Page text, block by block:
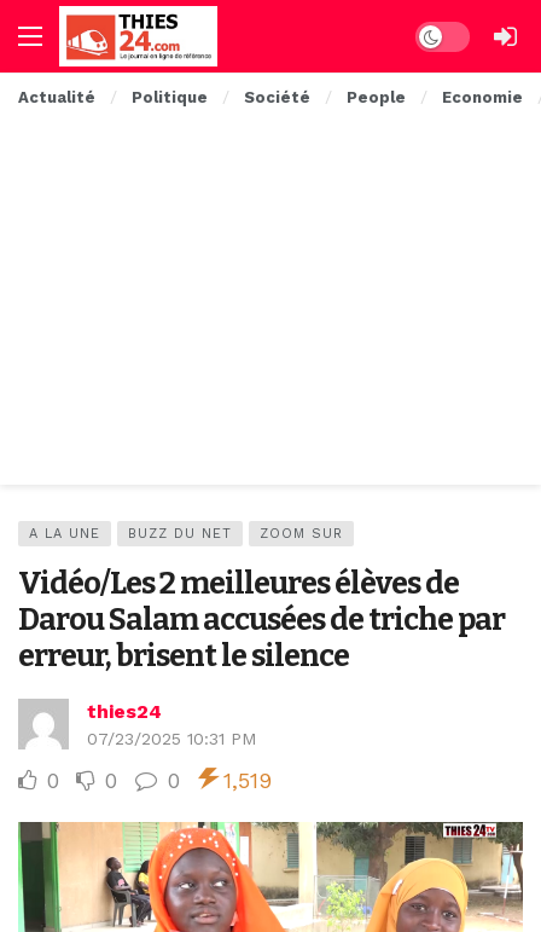
Dark mode
Actualité Politique Société People Economie
A LA UNE BUZZ DU NET ZOOM SUR
Vidéo/Les 2 meilleures élèves de
Darou Salam accusées de triche par
erreur, brisent le silence
thies24
07/23/2025 10:31 PM
0 0 0 1,519